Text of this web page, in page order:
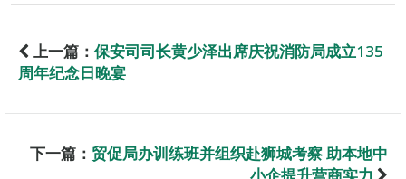
上一篇： 保安司司长黄少泽出席庆祝消防局成立135
周年纪念日晚宴
下一篇： 贸促局办训练班并组织赴狮城考察 助本地中